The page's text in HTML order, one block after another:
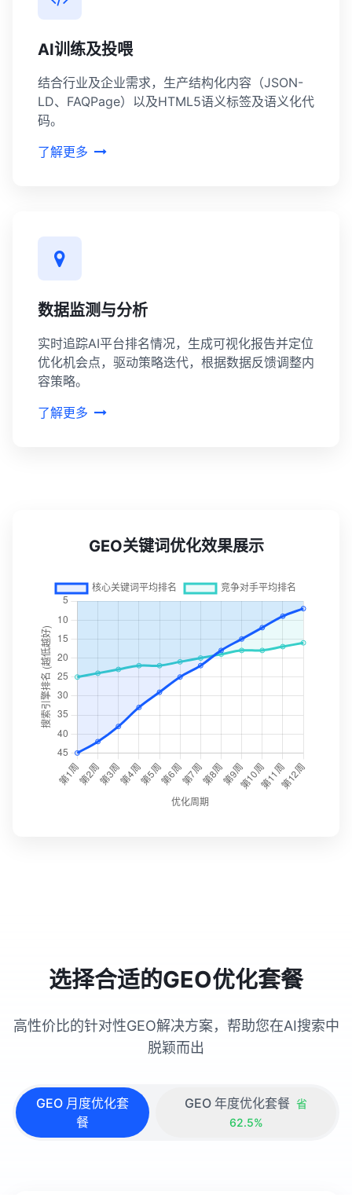
AI训练及投喂
结合行业及企业需求，生产结构化内容（JSON-
LD、FAQPage）以及HTML5语义标签及语义化代
码。
了解更多
数据监测与分析
实时追踪AI平台排名情况，生成可视化报告并定位
优化机会点，驱动策略迭代，根据数据反馈调整内
容策略。
了解更多
GEO关键词优化效果展示
选择合适的GEO优化套餐
高性价比的针对性GEO解决方案，帮助您在AI搜索中
脱颖而出
GEO 月度优化套
餐
GEO 年度优化套餐 省
62.5%